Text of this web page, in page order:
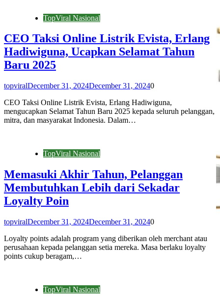
TopViral Nasional
CEO Taksi Online Listrik Evista, Erlang
Hadiwiguna, Ucapkan Selamat Tahun
Baru 2025
topviralDecember 31, 2024December 31, 20240
CEO Taksi Online Listrik Evista, Erlang Hadiwiguna,
mengucapkan Selamat Tahun Baru 2025 kepada seluruh pelanggan,
mitra, dan masyarakat Indonesia. Dalam…
TopViral Nasional
Memasuki Akhir Tahun, Pelanggan
Membutuhkan Lebih dari Sekadar
Loyalty Poin
topviralDecember 31, 2024December 31, 20240
Loyalty points adalah program yang diberikan oleh merchant atau
perusahaan kepada pelanggan setia mereka. Masa berlaku loyalty
points cukup beragam,…
TopViral Nasional